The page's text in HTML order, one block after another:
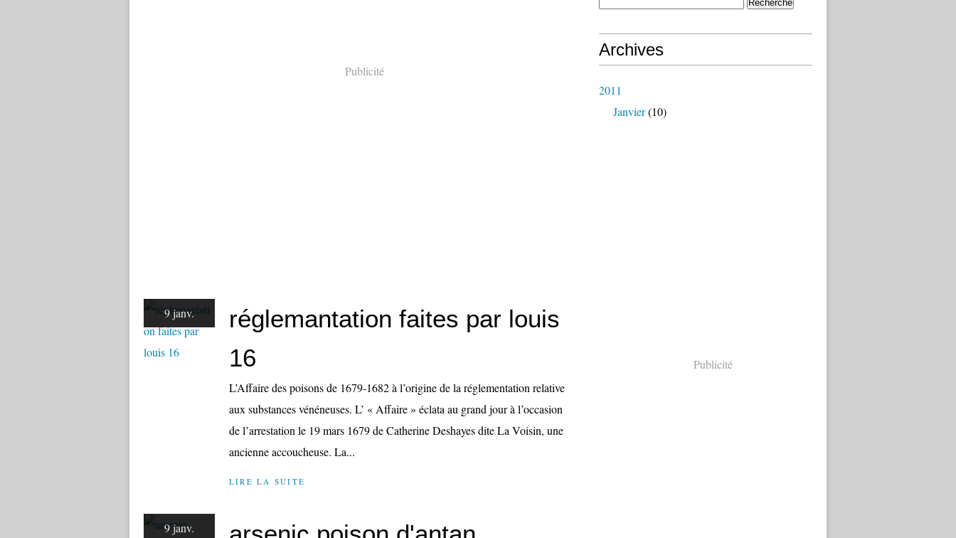
Publicité
9 janv.
réglemantation faites par louis
16
L’Affaire des poisons de 1679-1682 à l’origine de la réglementation relative
aux substances vénéneuses. L’ « Affaire » éclata au grand jour à l’occasion
de l’arrestation le 19 mars 1679 de Catherine Deshayes dite La Voisin, une
ancienne accoucheuse. La...
LIRE LA SUITE
9 janv.
Archives
2011
Janvier(10)
Publicité